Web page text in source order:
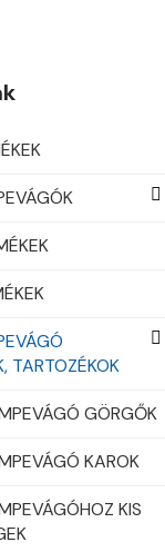
TARTOZÉKOK
GÖRGŐK
KAROK
KIS